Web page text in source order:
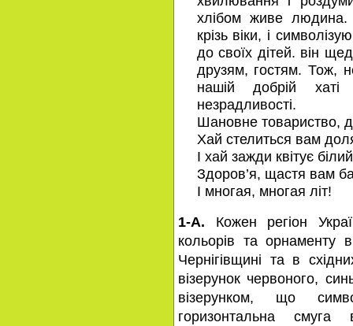
хлібом живе людина.
крізь віки, і
до своїх дітей. він
друзям, гостям. Тож,
нашій добрій
незрадливості.
Шановне товариство,
Хай стелиться вам
І хай зажди квітує
Здоров’я, щастя вам
І многая, многая літ!
1-А. Кожен регіон
кольорів та орнаменту
Чернігівщині та в
візерунок червоного,
візерунком, що
горизонтальна